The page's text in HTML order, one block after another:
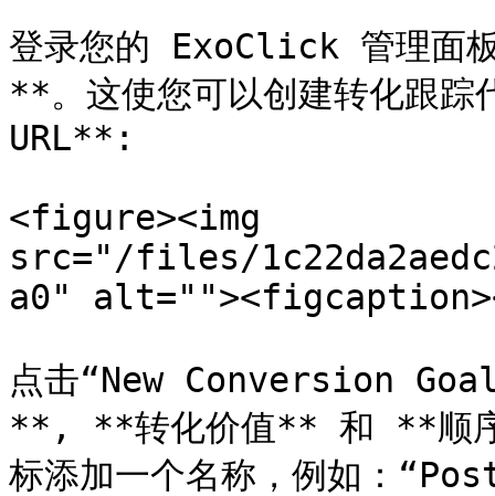
登录您的 ExoClick 管理面
**。这使您可以创建转化跟
URL**:
<figure><img
src="/files/
a0"
点击“New Conversion
**, **转化价值** 和 **顺
标添加一个名称，例如：